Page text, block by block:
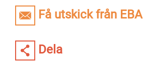
Få utskick från EBA
Dela